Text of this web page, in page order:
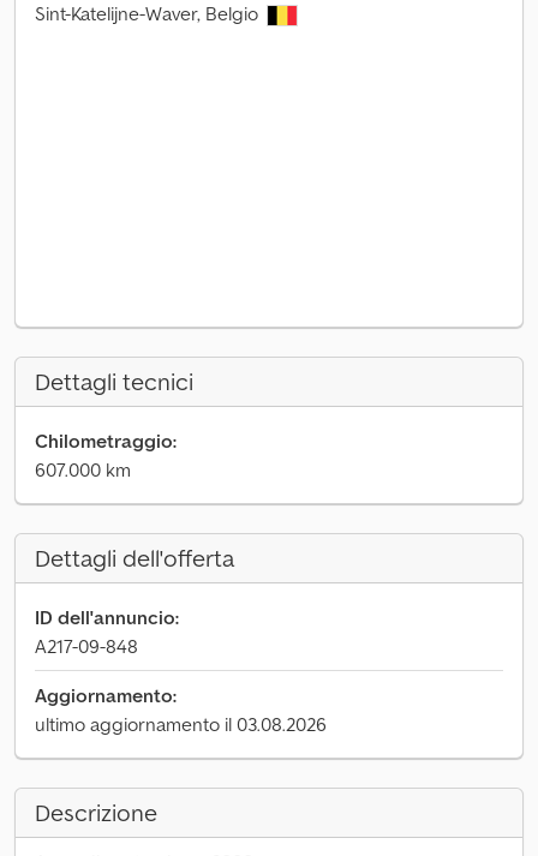
Sint-Katelijne-Waver, Belgio
Dettagli tecnici
Chilometraggio:
607.000 km
Dettagli dell'offerta
ID dell'annuncio:
A217-09-848
Aggiornamento:
ultimo aggiornamento il 03.08.2026
Descrizione